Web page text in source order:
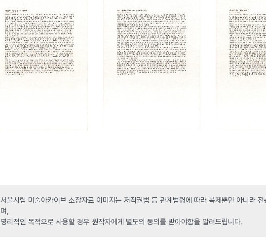
서울시립 미술아카이브 소장자료 이미지는 저작권법 등 관계법령에 따라 복제뿐만 아니라
며,
영리적인 목적으로 사용할 경우 원작자에게 별도의 동의를 받아야함을 알려드립니다.